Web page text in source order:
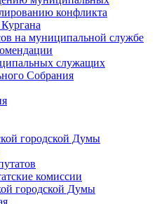
конфликта
на муниципальной службе
служащих
Cобрания
городской Думы
комиссии
городской Думы